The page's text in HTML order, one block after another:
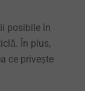
posibile în
În plus,
ce privește